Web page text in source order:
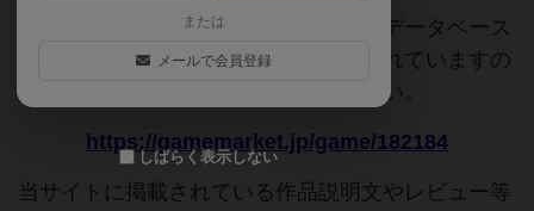
このページは情報が不足しています。データベース
追加申請時に以下の参考URLが入力されていますの
で、よろしければこちらもご覧ください。
https://gamemarket.jp/game/182184
当サイトに掲載されている作品説明文やレビュー等
または
メールで会員登録
しばらく表示しない